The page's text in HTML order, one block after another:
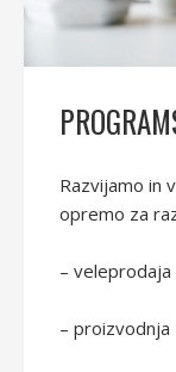
Razvijamo in
opremo za
– veleprodaja
– proizvodnja